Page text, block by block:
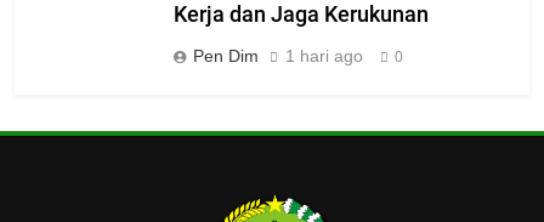
Kerja dan Jaga Kerukunan
Pen Dim 1 hari ago 0